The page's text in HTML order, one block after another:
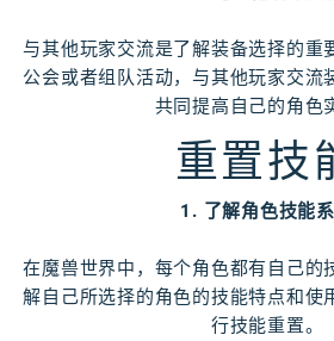
与其他玩家交流是了解装备选择的重
公会或者组队活动，与其他玩家交流
共同提高自己的角色
重置技
1. 了解角色技能
在魔兽世界中，每个角色都有自己的
解自己所选择的角色的技能特点和使
行技能重置。